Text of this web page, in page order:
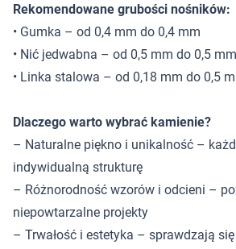
Rekomendowane grubości nośników:
• Gumka – od 0,4 mm do 0,4 mm
• Nić jedwabna – od 0,5 mm do 0,5 mm
• Linka stalowa – od 0,18 mm do 0,5
Dlaczego warto wybrać kamienie?
– Naturalne piękno i unikalność –
indywidualną strukturę
– Różnorodność wzorów i odcieni –
niepowtarzalne projekty
– Trwałość i estetyka – sprawdzają